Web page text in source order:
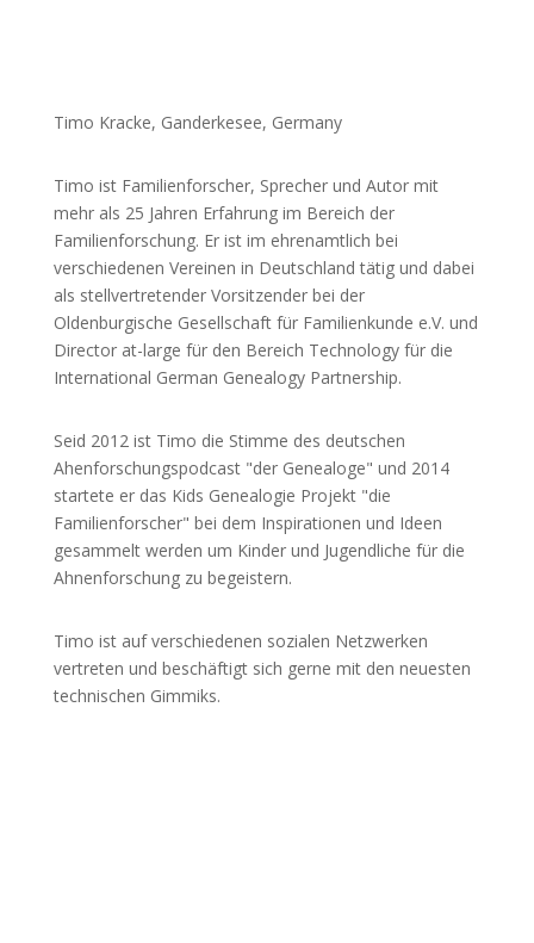
Timo Kracke, Ganderkesee, Germany
Timo ist Familienforscher, Sprecher und Autor mit
mehr als 25 Jahren Erfahrung im Bereich der
Familienforschung. Er ist im ehrenamtlich bei
verschiedenen Vereinen in Deutschland tätig und dabei
als stellvertretender Vorsitzender bei der
Oldenburgische Gesellschaft für Familienkunde e.V. und
Director at-large für den Bereich Technology für die
International German Genealogy Partnership.
Seid 2012 ist Timo die Stimme des deutschen
Ahenforschungspodcast "der Genealoge" und 2014
startete er das Kids Genealogie Projekt "die
Familienforscher" bei dem Inspirationen und Ideen
gesammelt werden um Kinder und Jugendliche für die
Ahnenforschung zu begeistern.
Timo ist auf verschiedenen sozialen Netzwerken
vertreten und beschäftigt sich gerne mit den neuesten
technischen Gimmiks.